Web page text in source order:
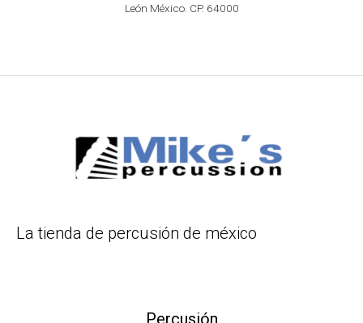
León México. CP. 64000
La tienda de percusión de méxico
Percusión